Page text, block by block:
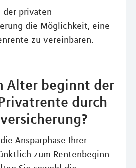
der privaten
die Möglichkeit, eine
zu vereinbaren.
Alter beginnt der
durch
Ansparphase Ihrer
zum Rentenbeginn